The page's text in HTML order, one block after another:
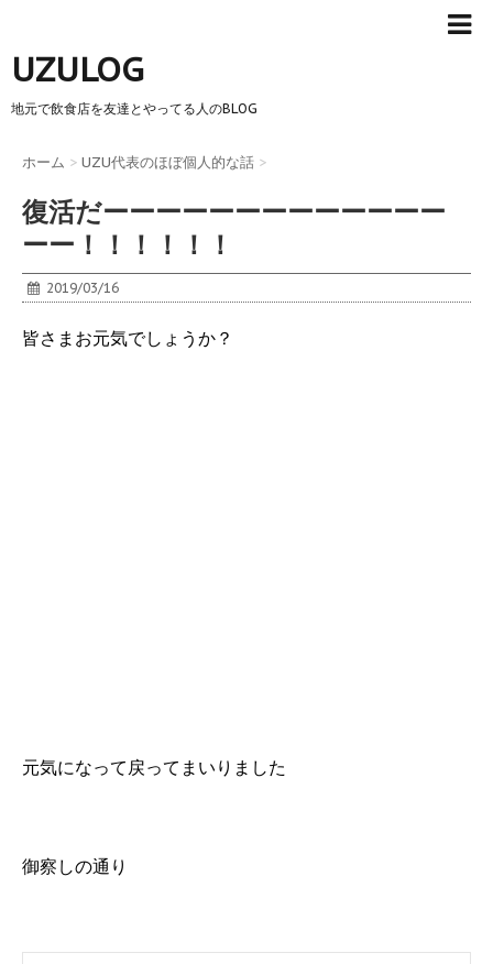
UZULOG
地元で飲食店を友達とやってる人のBLOG
ホーム > UZU代表のほぼ個人的な話 >
復活だーーーーーーーーーーーーー
ーー！！！！！！
2019/03/16
皆さまお元気でしょうか？
元気になって戻ってまいりました
御察しの通り